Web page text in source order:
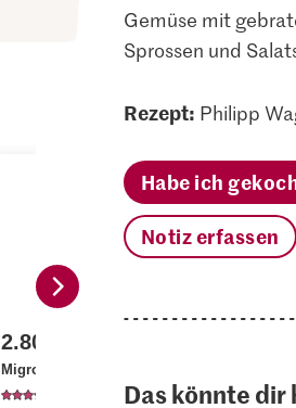
2.80
Migros Snack Gurken
2.90
43
Gemüse mit
Sprossen und
Rezept: Philipp
Habe ich
Notiz erfassen
Das könnte dir